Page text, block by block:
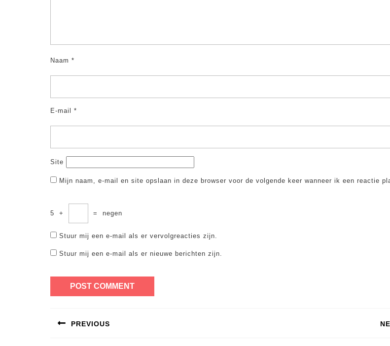
Naam *
E-mail *
Site
Mijn naam, e-mail en site opslaan in deze browser voor de volgende keer wanneer ik een reactie
5 + = negen
Stuur mij een e-mail als er vervolgreacties zijn.
Stuur mij een e-mail als er nieuwe berichten zijn.
navigatie
PREVIOUS